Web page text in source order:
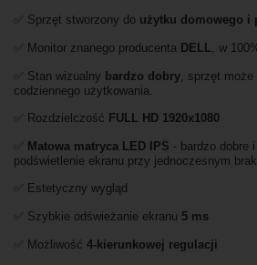
✅ Sprzęt stworzony do użytku domowego i
✅ Monitor znanego producenta DELL, w
✅ Stan wizualny bardzo dobry, sprzęt może
codziennego użytkowania.
✅ Rozdzielczość FULL HD 1920x1080
Matowa matryca LED IPS - bardzo dobre
podświetlenie ekranu przy jednoczesnym
✅ Estetyczny wygląd
✅ Szybkie odświeżanie ekranu 5 ms
✅ Możliwość 4-kierunkowej regulacji